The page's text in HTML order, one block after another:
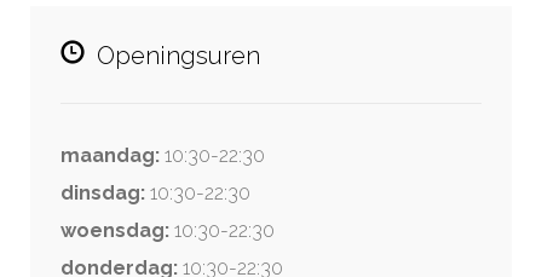
Openingsuren
maandag: 10:30-22:30
dinsdag: 10:30-22:30
woensdag: 10:30-22:30
donderdag: 10:30-22:30